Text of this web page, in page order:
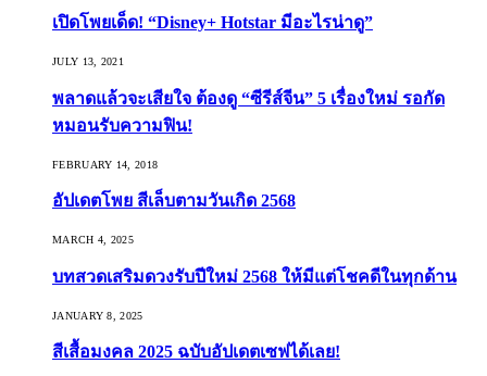
เปิดโพยเด็ด! “Disney+ Hotstar มีอะไรน่าดู”
JULY 13, 2021
พลาดแล้วจะเสียใจ ต้องดู “ซีรีส์จีน” 5 เรื่องใหม่ รอกัด
หมอนรับความฟิน!
FEBRUARY 14, 2018
อัปเดตโพย สีเล็บตามวันเกิด 2568
MARCH 4, 2025
บทสวดเสริมดวงรับปีใหม่ 2568 ให้มีแต่โชคดีในทุกด้าน
JANUARY 8, 2025
สีเสื้อมงคล 2025 ฉบับอัปเดตเซฟได้เลย!